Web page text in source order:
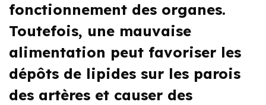
fonctionnement des organes.
Toutefois, une mauvaise
alimentation peut favoriser les
dépôts de lipides sur les parois
des artères et causer des